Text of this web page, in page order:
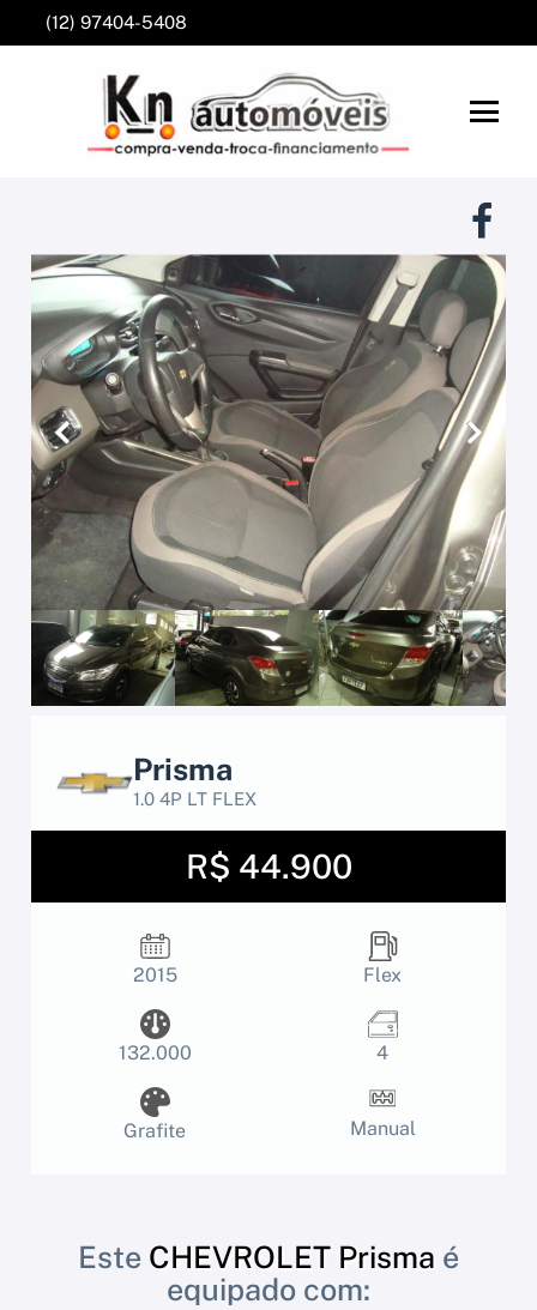
(12) 97404-5408
Prisma
1.0 4P LT FLEX
R$ 44.900
2015 Flex
132.000 4
Grafite Manual
Anterior Próximo
Este CHEVROLET Prisma é
equipado com: